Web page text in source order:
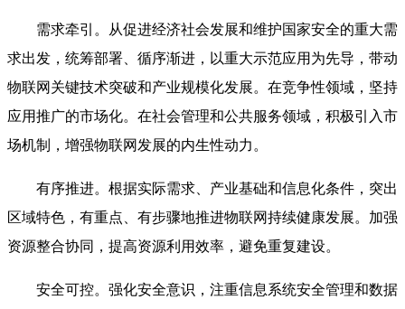
需求牵引。从促进经济社会发展和维护国家安全的重大需
求出发，统筹部署、循序渐进，以重大示范应用为先导，带动
物联网关键技术突破和产业规模化发展。在竞争性领域，坚持
应用推广的市场化。在社会管理和公共服务领域，积极引入市
场机制，增强物联网发展的内生性动力。
有序推进。根据实际需求、产业基础和信息化条件，突出
区域特色，有重点、有步骤地推进物联网持续健康发展。加强
资源整合协同，提高资源利用效率，避免重复建设。
安全可控。强化安全意识，注重信息系统安全管理和数据